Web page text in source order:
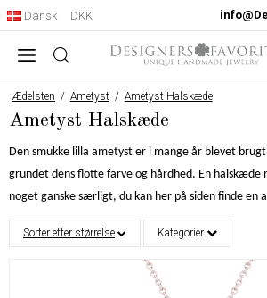
Dansk DKK
Ædelsten / Ametyst / Ametyst Halskæde
Ametyst Halskæde
Den smukke lilla ametyst er i mange år blevet
grundet dens flotte farve og hårdhed. En halskæde
noget ganske særligt, du kan her på siden finde en
med smukke lyse ametyster og til de helt dybe
med ametyster. De ametyst sten vi benytter i
udvalgt og vi er meget stolte af at den ægte vare i
Sorter efter størrelse Kategorier